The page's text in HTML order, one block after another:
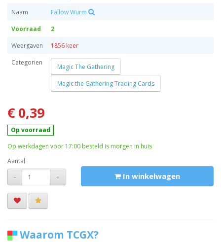
Naam
Fallow Wurm
Voorraad
2
Weergaven
1856 keer
Categorien
Magic The Gathering
Magic the Gathering Trading Cards
€ 0,39
Op voorraad
Op werkdagen voor 17:00 besteld is morgen in huis
Aantal
-
+ In winkelwagen
Waarom TCGX?